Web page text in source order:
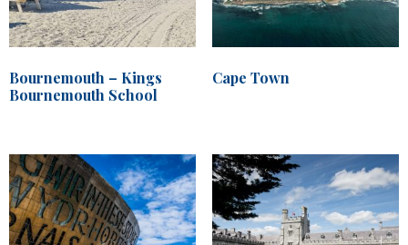
Bournemouth – Kings
Bournemouth School
Cape Town